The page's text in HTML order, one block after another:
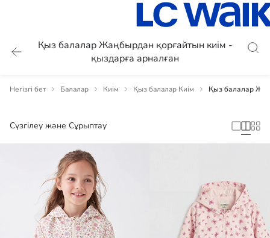
Қыз балалар Жаңбырдан қорғайтын киім -
қыздарға арналған
Негізгі бет Балалар Киім Қыз балалар Киім Қыз балалар
Сүзгілеу және Сұрыптау